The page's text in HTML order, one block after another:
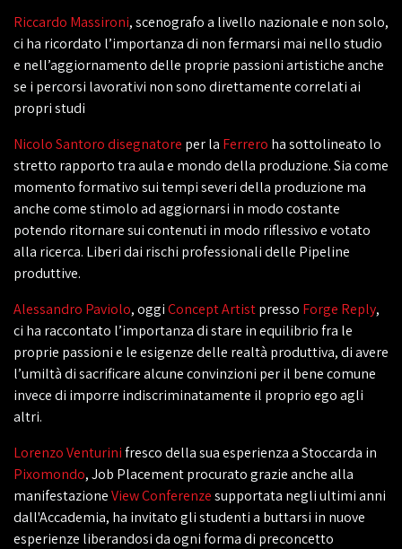
Riccardo Massironi, scenografo a livello nazionale e non solo,
ci ha ricordato l’importanza di non fermarsi mai nello studio
e nell’aggiornamento delle proprie passioni artistiche anche
se i percorsi lavorativi non sono direttamente correlati ai
propri studi
Nicolo Santorodisegnatore per la Ferrero ha sottolineato lo
stretto rapporto tra aula e mondo della produzione. Sia come
momento formativo sui tempi severi della produzione ma
anche come stimolo ad aggiornarsi in modo costante
potendo ritornare sui contenuti in modo riflessivo e votato
alla ricerca. Liberi dai rischi professionali delle Pipeline
produttive.
Alessandro Paviolo, oggiConcept Artistpresso Forge Reply,
ci ha raccontato l’importanza di stare in equilibrio fra le
proprie passioni e le esigenze delle realtà produttiva, di avere
l’umiltà di sacrificare alcune convinzioni per il bene comune
invece di imporre indiscriminatamente il proprio ego agli
altri.
Lorenzo Venturinifresco della sua esperienza a Stoccarda in
Pixomondo, Job Placement procurato grazie anche alla
manifestazioneView Conferenzesupportata negli ultimi anni
dall'Accademia, ha invitato gli studenti a buttarsi in nuove
esperienze liberandosi da ogni forma di preconcetto